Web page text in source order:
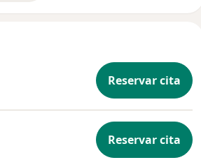
Reservar cita
Reservar cita